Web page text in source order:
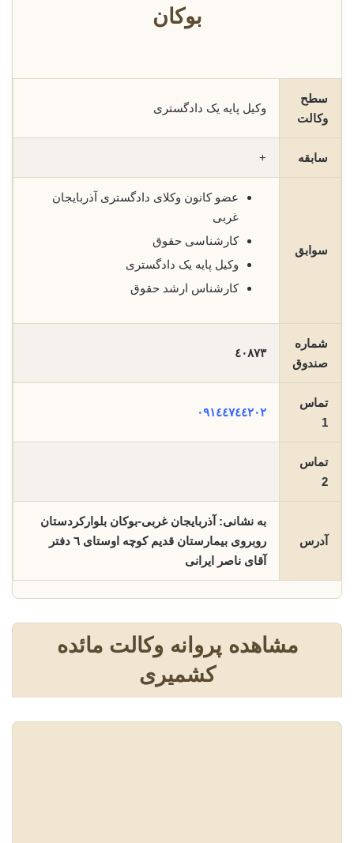
بوکان
سطح
وکالت
وکیل پایه یک دادگستری
سابقه +
سوابق
عضو کانون وکلای دادگستری آذربایجان
غربی
کارشناسی حقوق
وکیل پایه یک دادگستری
کارشناس ارشد حقوق
شماره
صندوق
٤٠٨٧٣
تماس
1
٠٩١٤٤٧٤٤٢٠٢
تماس
2
آدرس
به نشانی: آذربایجان غربی-بوکان بلوارکردستان
روبروی بیمارستان قدیم کوچه اوستای ٦ دفتر
آقای ناصر ایرانی
مشاهده پروانه وکالت مائده
کشمیری